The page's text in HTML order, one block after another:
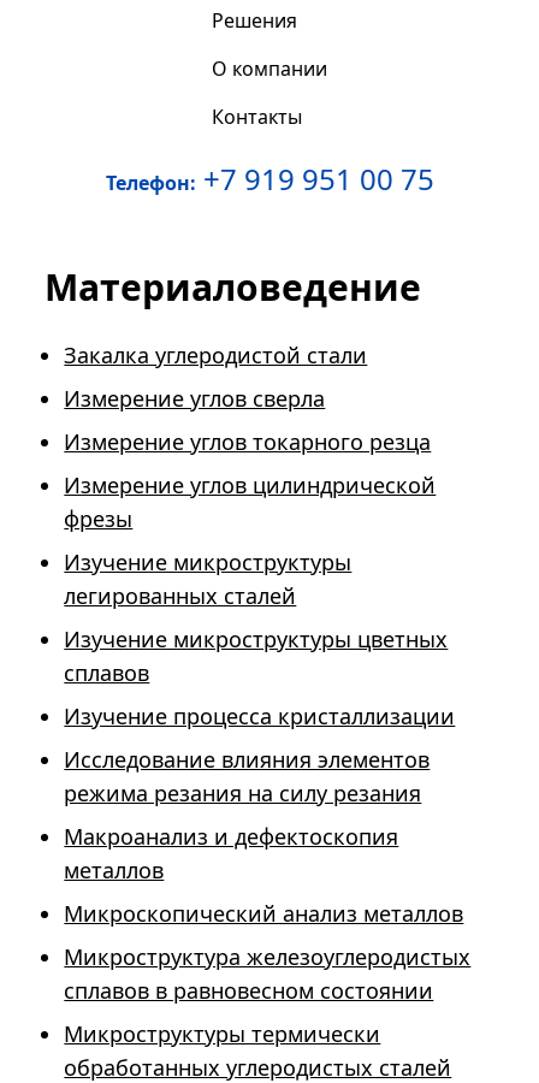
Решения
О компании
Контакты
Телефон: +7 919 951 00 75
Материаловедение
Закалка углеродистой стали
Измерение углов сверла
Измерение углов токарного резца
Измерение углов цилиндрической
фрезы
Изучение микроструктуры
легированных сталей
Изучение микроструктуры цветных
сплавов
Изучение процесса кристаллизации
Исследование влияния элементов
режима резания на силу резания
Макроанализ и дефектоскопия
металлов
Микроскопический анализ металлов
Микроструктура железоуглеродистых
сплавов в равновесном состоянии
Микроструктуры термически
обработанных углеродистых сталей